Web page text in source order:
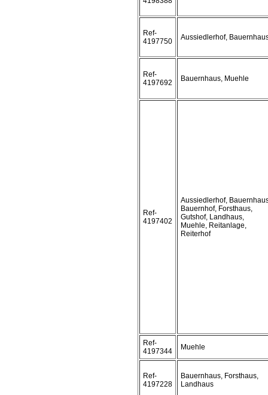
Ref-
4197750
Aussiedlerhof,
Ref-
4197692
Bauernhaus, Muehle
Ref-
4197402
Aussiedlerhof,
Bauernhof, Forsthaus,
Gutshof, Landhaus,
Muehle, Reitanlage,
Reiterhof
Ref-
4197344
Muehle
Ref-
4197228
Bauernhaus, Forsthaus,
Landhaus